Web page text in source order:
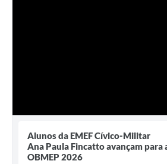
Alunos da EMEF Cívico-Militar
Ana Paula Fincatto avançam para
OBMEP 2026